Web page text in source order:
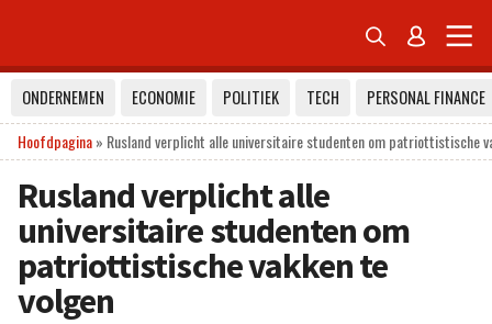
 
ONDERNEMEN ECONOMIE POLITIEK TECH
PERSONAL FINANCE
Hoofdpagina» Rusland verplicht alle universitaire studenten om patriottistische
Rusland verplicht alle
universitaire studenten om
patriottistische vakken te
volgen